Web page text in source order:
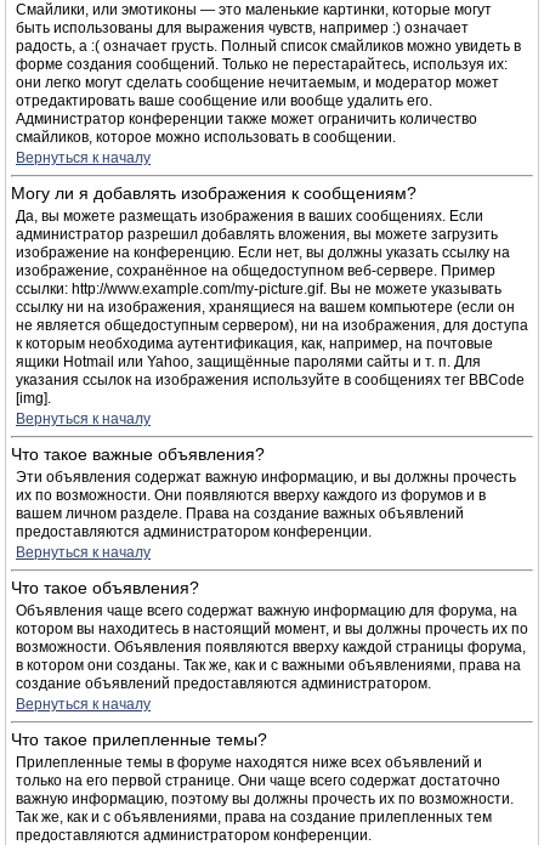
Смайлики, или эмотиконы — это маленькие картинки, которые могут
быть использованы для выражения чувств, например :) означает
радость, а :( означает грусть. Полный список смайликов можно увидеть в
форме создания сообщений. Только не перестарайтесь, используя их:
они легко могут сделать сообщение нечитаемым, и модератор может
отредактировать ваше сообщение или вообще удалить его.
Администратор конференции также может ограничить количество
смайликов, которое можно использовать в сообщении.
Вернуться к началу
Могу ли я добавлять изображения к сообщениям?
Да, вы можете размещать изображения в ваших сообщениях. Если
администратор разрешил добавлять вложения, вы можете загрузить
изображение на конференцию. Если нет, вы должны указать ссылку на
изображение, сохранённое на общедоступном веб-сервере. Пример
ссылки: http://www.example.com/my-picture.gif. Вы не можете указывать
ссылку ни на изображения, хранящиеся на вашем компьютере (если он
не является общедоступным сервером), ни на изображения, для доступа
к которым необходима аутентификация, как, например, на почтовые
ящики Hotmail или Yahoo, защищённые паролями сайты и т. п. Для
указания ссылок на изображения используйте в сообщениях тег BBCode
[img].
Вернуться к началу
Что такое важные объявления?
Эти объявления содержат важную информацию, и вы должны прочесть
их по возможности. Они появляются вверху каждого из форумов и в
вашем личном разделе. Права на создание важных объявлений
предоставляются администратором конференции.
Вернуться к началу
Что такое объявления?
Объявления чаще всего содержат важную информацию для форума, на
котором вы находитесь в настоящий момент, и вы должны прочесть их по
возможности. Объявления появляются вверху каждой страницы форума,
в котором они созданы. Так же, как и с важными объявлениями, права на
создание объявлений предоставляются администратором.
Вернуться к началу
Что такое прилепленные темы?
Прилепленные темы в форуме находятся ниже всех объявлений и
только на его первой странице. Они чаще всего содержат достаточно
важную информацию, поэтому вы должны прочесть их по возможности.
Так же, как и с объявлениями, права на создание прилепленных тем
предоставляются администратором конференции.